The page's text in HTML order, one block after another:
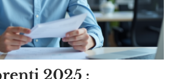
2025 :